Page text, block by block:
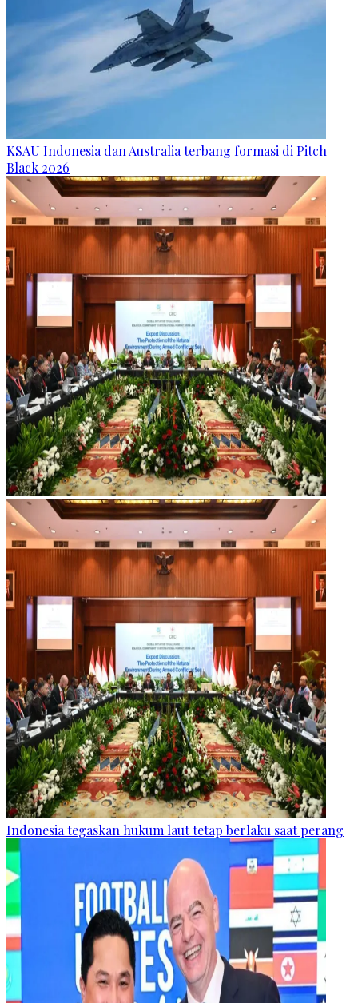
KSAU Indonesia dan Australia terbang formasi di Pitch
Black 2026
Indonesia tegaskan hukum laut tetap berlaku saat perang